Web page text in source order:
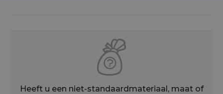
Heeft u een niet-standaardmateriaal, maat of